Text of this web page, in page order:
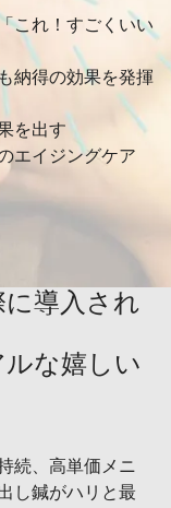
これ！すごくいい
納得の効果を発揮
を出す
エイジングケア
導入され
な嬉しい
続、高単価メニ
し鍼がハリと最